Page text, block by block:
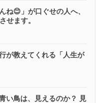
ね😊」が口ぐせの人へ、
せます。
が教えてくれる「人生が
い鳥は、見えるのか？ 見